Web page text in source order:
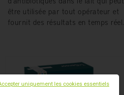
être utilisée par tout opérateur et
fournit des résultats en temps réel.
uniquement les cookies essentiels